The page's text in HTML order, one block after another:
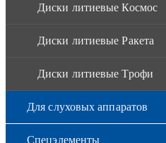
Диски литиевые Космос
Диски литиевые Ракета
Диски литиевые Трофи
Для слуховых аппаратов
Спецэлементы